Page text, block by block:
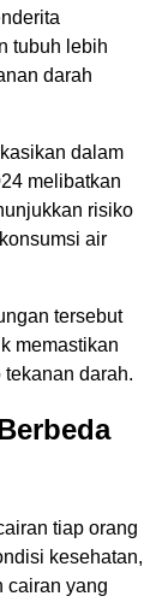
tubuh lebih
darah
dalam
melibatkan
risiko
air
tersebut
memastikan
darah.
tiap orang
kesehatan,
cairan yang